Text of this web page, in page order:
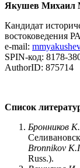
Якушев Михаил
Кандидат
востоковедения
e-mail:
SPIN-код: 8178-
AuthorID: 875714
Список
Бронников
Bronnikov
Russ.).